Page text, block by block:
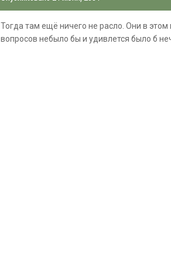
Тогда там ещё ничего не расло. Они в
вопросов небыло бы и удивлется было б